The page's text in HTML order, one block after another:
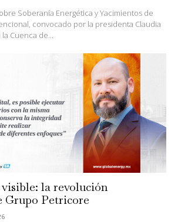
Soberanía Energética y Yacimientos de
convocado por la presidenta Claudia
Cuenca de...
la revolución
Grupo Petricore